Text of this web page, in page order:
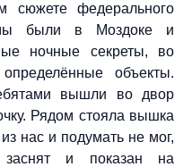
сюжете федерального
были в Моздоке и
ночные секреты, во
объекты.
вышли во двор
Рядом стояла вышка
нас и подумать не мог,
и показан на